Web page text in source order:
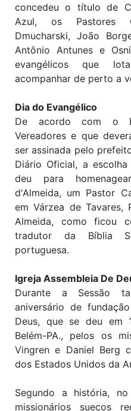
concedeu o título de
Azul, os Pastores
Dmucharski, João
Antônio Antunes e
evangélicos que
acompanhar de perto a
Dia do Evangélico
De acordo com o
Vereadores e que
ser assinada pelo
Diário Oficial, a
deu para
d'Almeida, um Pastor
em Várzea de Tavares,
Almeida, como ficou
tradutor da Bíblia
portuguesa.
Igreja Assembleia De
Durante a Sessão
aniversário de
Deus, que se deu em
Belém-PA., pelos os
Vingren e Daniel Berg
dos Estados Unidos da
Segundo a história,
missionários suecos